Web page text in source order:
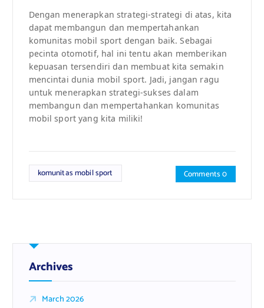
Dengan menerapkan strategi-strategi di atas, kita
dapat membangun dan mempertahankan
komunitas mobil sport dengan baik. Sebagai
pecinta otomotif, hal ini tentu akan memberikan
kepuasan tersendiri dan membuat kita semakin
mencintai dunia mobil sport. Jadi, jangan ragu
untuk menerapkan strategi-sukses dalam
membangun dan mempertahankan komunitas
mobil sport yang kita miliki!
komunitas mobil sport Comments 0
Archives
March 2026